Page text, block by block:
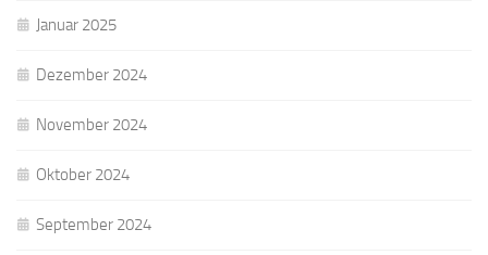
Januar 2025
Dezember 2024
November 2024
Oktober 2024
September 2024